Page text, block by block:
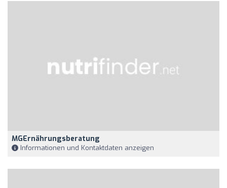
MGErnährungsberatung
Informationen und Kontaktdaten anzeigen